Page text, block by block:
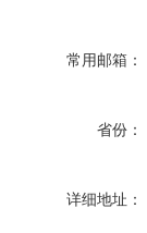
常用邮箱：
省份：
详细地址：